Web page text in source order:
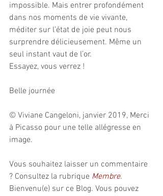
impossible. Mais entrer profondément
dans nos moments de vie vivante,
méditer sur l’état de joie peut nous
surprendre délicieusement. Même un
seul instant vaut de l’or.
Essayez, vous verrez !
Belle journée
© Viviane Cangeloni, janvier 2019, Merci
à Picasso pour une telle allégresse en
image.
Vous souhaitez laisser un commentaire
? Consultez la rubrique Membre.
Bienvenu(e) sur ce Blog. Vous pouvez